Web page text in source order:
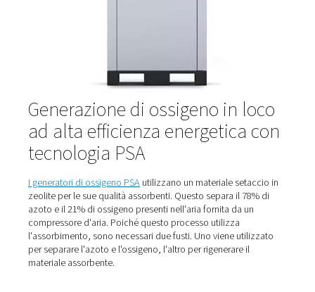
farmaceutico. Uccide virus e batteri, rimuove sostanze
e migliora la qualità dell'acqua. L'ossigeno è il gas di
alimentazione per la produzione di ozono. Poiché
applicazioni hanno un impatto sulla vita umana,
pulito è essenziale.
Fate clic qui per saperne di più.